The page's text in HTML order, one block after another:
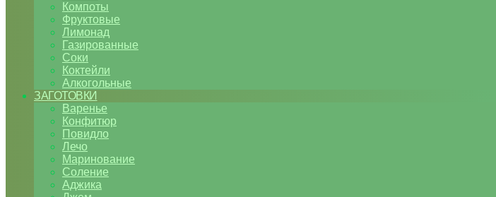
Компоты
Фруктовые
Лимонад
Газированные
Соки
Коктейли
Алкогольные
ЗАГОТОВКИ
Варенье
Конфитюр
Повидло
Лечо
Маринование
Соление
Аджика